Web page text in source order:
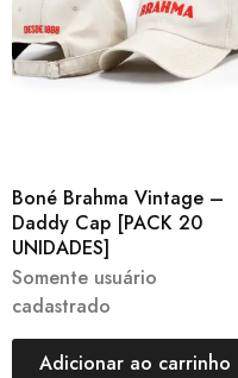
Boné Brahma Vintage –
Daddy Cap [PACK 20
UNIDADES]
Somente usuário
cadastrado
Adicionar ao carrinho